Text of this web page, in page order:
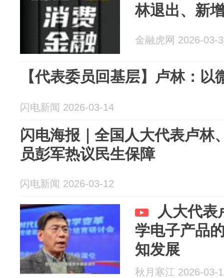
林退出、新
金融虎网 2026-03-
【代表委员回基层】卢林：
闪电新闻 2026-03-14
闪电海报｜全国人大代表卢林
员彭军热议民生保障
闪电新闻 2026-03-12
人大代表
学电子产品
知发展
秋月寒江 2026-03-